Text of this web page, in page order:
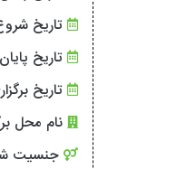
تاریخ
تاریخ
تاریخ
نام محل
جنسیت